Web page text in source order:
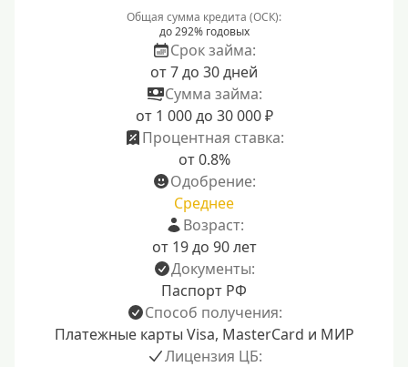
Общая сумма кредита (ОСК):
до 292% годовых
Срок займа:
от 7 до 30 дней
Сумма займа:
от 1 000 до 30 000 ₽
Процентная ставка:
от 0.8%
Одобрение:
Среднее
Возраст:
от 19 до 90 лет
Документы:
Паспорт РФ
Способ получения:
Платежные карты Visa, MasterCard и МИР
Лицензия ЦБ: